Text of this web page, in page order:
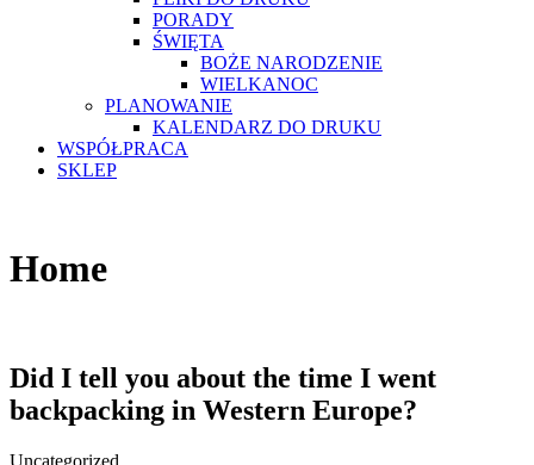
PORADY
ŚWIĘTA
BOŻE NARODZENIE
WIELKANOC
PLANOWANIE
KALENDARZ DO DRUKU
WSPÓŁPRACA
SKLEP
Home
Did I tell you about the time I went
backpacking in Western Europe?
Uncategorized